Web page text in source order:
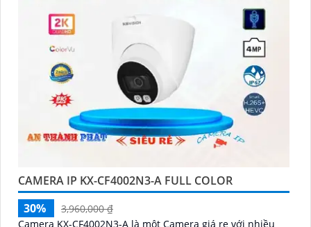
CAMERA IP KX-CF4002N3-A FULL COLOR
30%
3,960,000 ₫
Camera KX-CF4002N3-A là một Camera giá re với nhiều